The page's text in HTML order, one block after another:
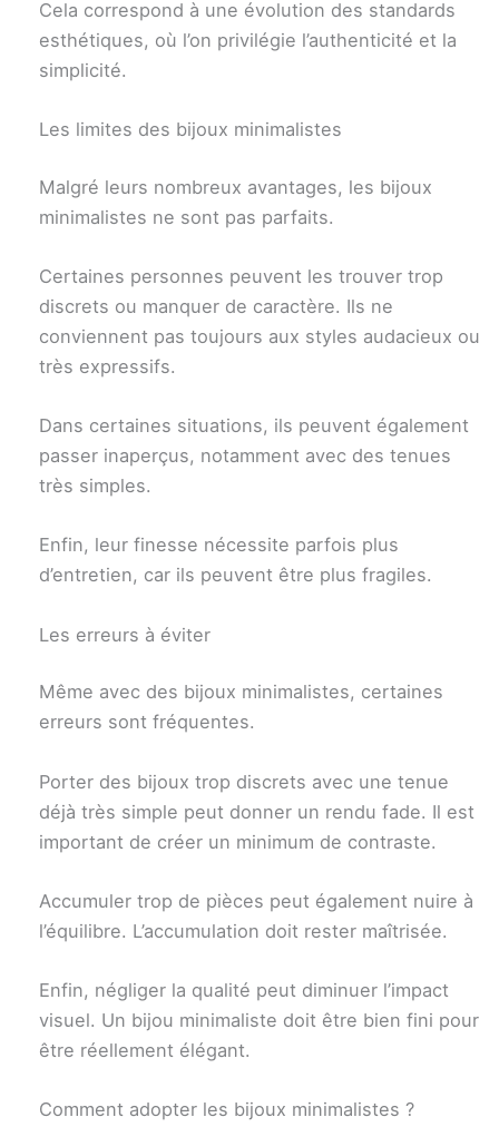
Cela correspond à une évolution des standards
esthétiques, où l’on privilégie l’authenticité et la
simplicité.
Les limites des bijoux minimalistes
Malgré leurs nombreux avantages, les bijoux
minimalistes ne sont pas parfaits.
Certaines personnes peuvent les trouver trop
discrets ou manquer de caractère. Ils ne
conviennent pas toujours aux styles audacieux ou
très expressifs.
Dans certaines situations, ils peuvent également
passer inaperçus, notamment avec des tenues
très simples.
Enfin, leur finesse nécessite parfois plus
d’entretien, car ils peuvent être plus fragiles.
Les erreurs à éviter
Même avec des bijoux minimalistes, certaines
erreurs sont fréquentes.
Porter des bijoux trop discrets avec une tenue
déjà très simple peut donner un rendu fade. Il est
important de créer un minimum de contraste.
Accumuler trop de pièces peut également nuire à
l’équilibre. L’accumulation doit rester maîtrisée.
Enfin, négliger la qualité peut diminuer l’impact
visuel. Un bijou minimaliste doit être bien fini pour
être réellement élégant.
Comment adopter les bijoux minimalistes ?